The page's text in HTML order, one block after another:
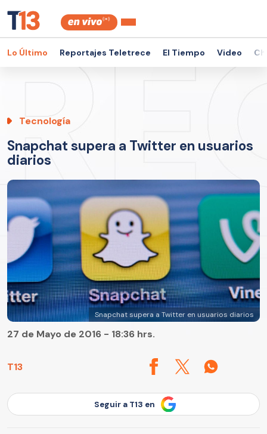
Lo Último Reportajes Teletrece El Tiempo Video
Tecnología
Snapchat supera a Twitter en usuarios
diarios
Snapchat supera a Twitter en usuarios diarios
T13
27 de Mayo de 2016 - 18:36 hrs.
Seguir a T13 en